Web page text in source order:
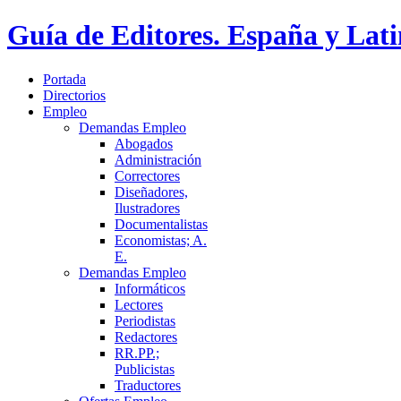
Guía de Editores. España y
Portada
Directorios
Empleo
Demandas Empleo
Abogados
Administración
Correctores
Diseñadores,
Ilustradores
Documentalistas
Economistas; A.
E.
Demandas Empleo
Informáticos
Lectores
Periodistas
Redactores
RR.PP.;
Publicistas
Traductores